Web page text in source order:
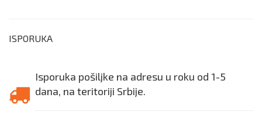
ISPORUKA
Isporuka pošiljke na adresu u roku od 1-5
dana, na teritoriji Srbije.